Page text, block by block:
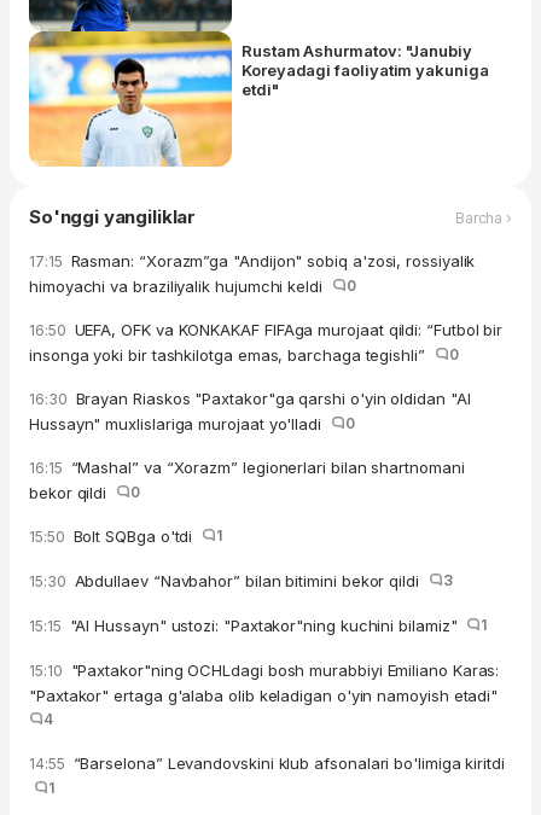
Rustam Ashurmatov: "Janubiy
Koreyadagi faoliyatim yakuniga
etdi"
So'nggi yangiliklar Barcha ›
17:15 Rasman: “Xorazm”ga "Andijon" sobiq a'zosi, rossiyalik
himoyachi va braziliyalik hujumchi keldi
0
16:50 UEFA, OFK va KONKAKAF FIFAga murojaat qildi: “Futbol bir
insonga yoki bir tashkilotga emas, barchaga tegishli”
0
16:30 Brayan Riaskos "Paxtakor"ga qarshi o'yin oldidan "Al
Hussayn" muxlislariga murojaat yo'lladi
0
16:15 “Mashal” va “Xorazm” legionerlari bilan shartnomani
bekor qildi
0
15:50 Bolt SQBga o'tdi 1
15:30 Abdullaev “Navbahor” bilan bitimini bekor qildi 3
15:15 "Al Hussayn" ustozi: "Paxtakor"ning kuchini bilamiz" 1
15:10 "Paxtakor"ning OCHLdagi bosh murabbiyi Emiliano Karas:
"Paxtakor" ertaga g'alaba olib keladigan o'yin namoyish etadi"
4
14:55 “Barselona” Levandovskini klub afsonalari bo'limiga kiritdi
1